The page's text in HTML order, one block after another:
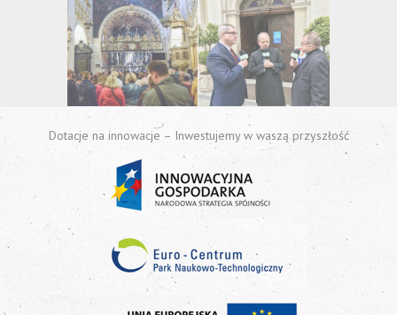
Dotacje na innowacje – Inwestujemy w waszą przyszłość